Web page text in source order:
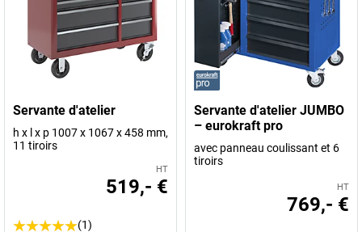
Servante d'atelier
h x l x p 1007 x 1067 x 458 mm,
11 tiroirs
HT
519,- €
(1)
Servante d'atelier JUMBO
– eurokraft pro
avec panneau coulissant et 6
tiroirs
HT
769,- €